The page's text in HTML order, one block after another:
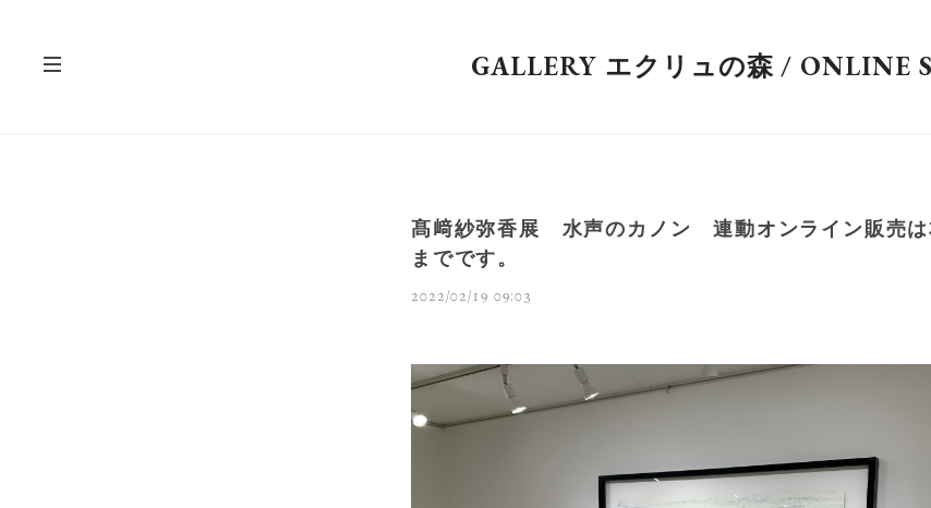
GALLERY エクリュの森 / ONLINE
髙﨑紗弥香展 水声のカノン 連動オンライン販売は
までです。
2022/02/19 09:03